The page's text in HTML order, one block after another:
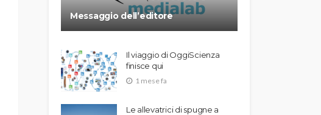
Messaggio dell’editore
Il viaggio di OggiScienza
finisce qui
1 mese fa
Le allevatrici di spugne a